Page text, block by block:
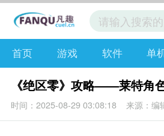
首页 游戏 软件 单
《绝区零》攻略——莱特角
时间：2025-08-29 03:08:18 来源：编